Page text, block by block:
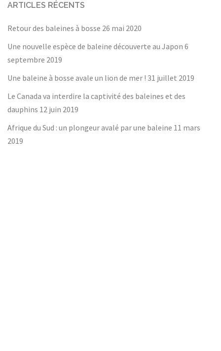
ARTICLES RÉCENTS
Retour des baleines à bosse 26 mai 2020
Une nouvelle espèce de baleine découverte au Japon 6
septembre 2019
Une baleine à bosse avale un lion de mer ! 31 juillet 2019
Le Canada va interdire la captivité des baleines et des
dauphins 12 juin 2019
Afrique du Sud : un plongeur avalé par une baleine 11 mars
2019